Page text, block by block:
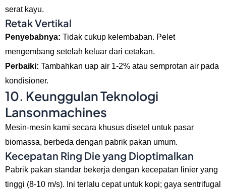
serat kayu.
Retak Vertikal
Penyebabnya: Tidak cukup kelembaban. Pelet
mengembang setelah keluar dari cetakan.
Perbaiki: Tambahkan uap air 1-2% atau semprotan air pada
kondisioner.
10. Keunggulan Teknologi
Lansonmachines
Mesin-mesin kami secara khusus disetel untuk pasar
biomassa, berbeda dengan pabrik pakan umum.
Kecepatan Ring Die yang Dioptimalkan
Pabrik pakan standar bekerja dengan kecepatan linier yang
tinggi (8-10 m/s). Ini terlalu cepat untuk kopi; gaya sentrifugal